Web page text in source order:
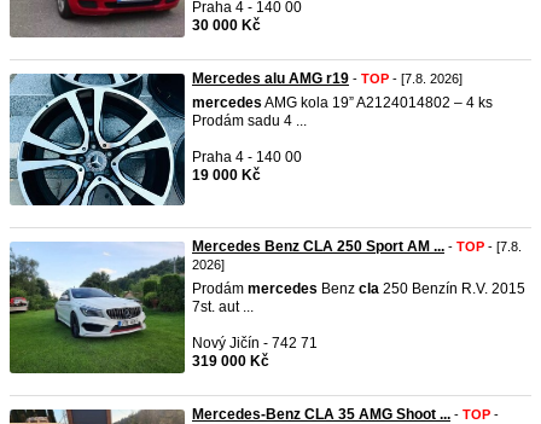
Praha 4 - 140 00
30 000 Kč
Mercedes alu AMG r19 - TOP - [7.8. 2026]
mercedes AMG kola 19” A2124014802 – 4 ks
Prodám sadu 4 ...
Praha 4 - 140 00
19 000 Kč
Mercedes Benz CLA 250 Sport AM ... - TOP - [7.8.
2026]
Prodám mercedes Benz cla 250 Benzín R.V. 2015
7st. aut ...
Nový Jičín - 742 71
319 000 Kč
Mercedes-Benz CLA 35 AMG Shoot ... - TOP -